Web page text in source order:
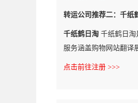
转运公司推荐二：千纸
千纸鹤日淘 千纸鹤日淘
服务涵盖购物网站翻译
点击前往注册 >>>